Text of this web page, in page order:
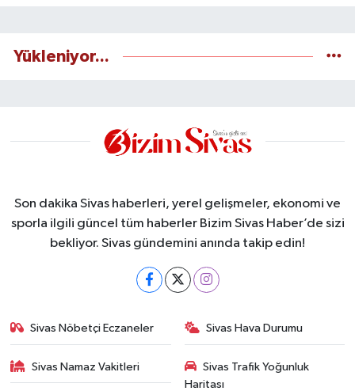
Yükleniyor...
Son dakika Sivas haberleri, yerel gelişmeler, ekonomi ve
sporla ilgili güncel tüm haberler Bizim Sivas Haber’de sizi
bekliyor. Sivas gündemini anında takip edin!
Sivas Nöbetçi Eczaneler Sivas Hava Durumu
Sivas Namaz Vakitleri
Sivas Trafik Yoğunluk
Haritası